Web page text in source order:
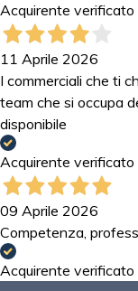
Acquirente verificato
11 Aprile 2026
I commerciali che ti
team che si occupa
disponibile
Acquirente verificato
09 Aprile 2026
Competenza,
Acquirente verificato